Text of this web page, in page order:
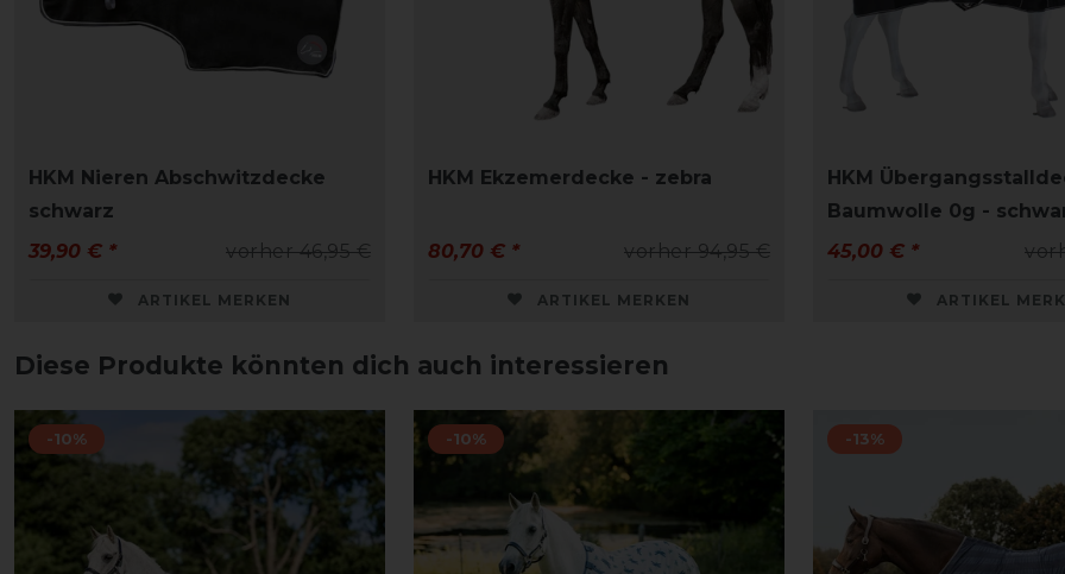
HKM Nieren Abschwitzdecke
schwarz
vorher 46,95 €
39,90 € *
ARTIKEL MERKEN
HKM Ekzemerdecke - zebra
vorher 94,95 €
80,70 € *
ARTIKEL MERKEN
HKM
Baumwolle 0g -
45,00 € *
ARTIKEL
Diese Produkte könnten dich auch interessieren
-10% -10% -13%